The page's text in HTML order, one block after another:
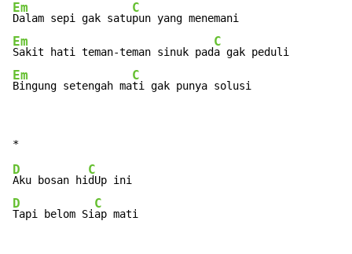
Em
Dalam sepi gak satu
C
Em
Sakit hati teman-teman sinuk pad
C
Em
Bingung setengah ma
C
ti gak punya solusi
D
Aku bosan hi
C
D
Tapi belom Si
C
ap mati